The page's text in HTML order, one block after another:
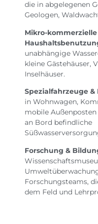
die in abgelegenen
Geologen,
Mikro-kommerzielle
unabhängige
kleine Gästehäuser,
Inselhäuser.
Spezialfahrzeuge
in Wohnwagen,
mobile
an Bord befindliche
Forschung &
Forschungsteams,
dem Feld und